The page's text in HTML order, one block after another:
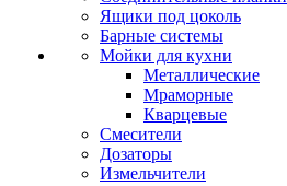
Ящики под цоколь
Барные системы
Мойки для кухни
Металлические
Мраморные
Кварцевые
Смесители
Дозаторы
Измельчители